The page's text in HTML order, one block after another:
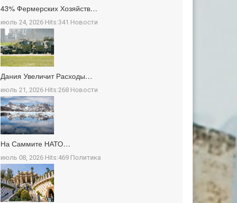
43% Фермерских Хозяйств…
июль 24, 2026 Hits:341 Новости
Дания Увеличит Расходы…
июль 21, 2026 Hits:268 Новости
На Саммите НАТО…
июль 08, 2026 Hits:469 Политика